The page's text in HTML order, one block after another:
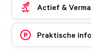
Actief &
Praktische